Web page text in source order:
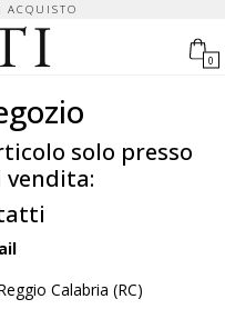
0
solo presso
Calabria (RC)